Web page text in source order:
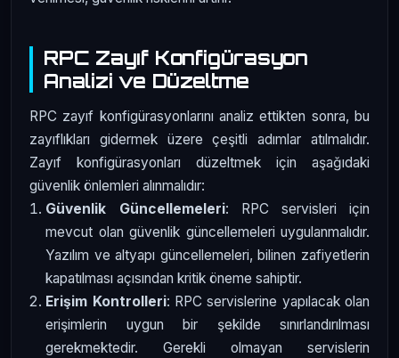
RPC Zayıf Konfigürasyon
Analizi ve Düzeltme
RPC zayıf konfigürasyonlarını analiz ettikten sonra, bu
zayıflıkları gidermek üzere çeşitli adımlar atılmalıdır.
Zayıf konfigürasyonları düzeltmek için aşağıdaki
güvenlik önlemleri alınmalıdır:
Güvenlik Güncellemeleri: RPC servisleri için
mevcut olan güvenlik güncellemeleri uygulanmalıdır.
Yazılım ve altyapı güncellemeleri, bilinen zafiyetlerin
kapatılması açısından kritik öneme sahiptir.
Erişim Kontrolleri: RPC servislerine yapılacak olan
erişimlerin uygun bir şekilde sınırlandırılması
gerekmektedir. Gerekli olmayan servislerin